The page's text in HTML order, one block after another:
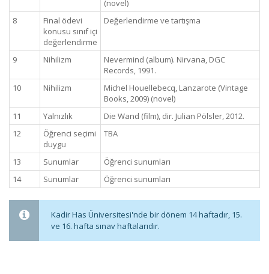
(novel)
8
Final ödevi
konusu sınıf içi
değerlendirme
Değerlendirme ve tartışma
9 Nihilizm
Nevermind (album). Nirvana, DGC
Records, 1991.
10
Nihilizm
Michel Houellebecq, Lanzarote (Vintage
Books, 2009) (novel)
11
Yalnızlık
Die Wand (film), dir. Julian Pölsler, 2012.
12
Öğrenci seçimi
duygu
TBA
13 Sunumlar
Öğrenci sunumları
14
Sunumlar Öğrenci sunumları
Kadir Has Üniversitesi'nde bir dönem 14 haftadır, 15.
ve 16. hafta sınav haftalarıdır.